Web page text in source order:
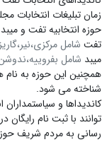
زمان تبلیغات انتخابات
حوزه انتخابیه تفت و
تفت شامل
میبد شامل
همچنین این حوزه به نام
شناخته می شود.
توانند با ثبت نام
رسانی به مردم شریف حوزه